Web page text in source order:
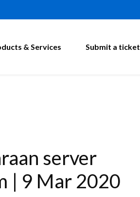
& Services Submit a ticket
server
| 9 Mar 2020